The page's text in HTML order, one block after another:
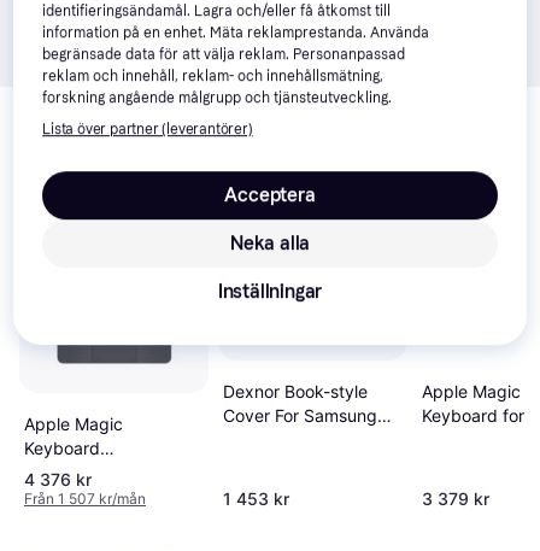
Relaterade produkter
Vi har plockat fram ett urval av produkter som kanske skulle
intressera dig. Visa alla
Apple Magic
Keyboard
Tangentbord pekdyna
Smart connector
4 376 kr
Från 1 507 kr/mån
Trendande
Dexnor Book-style
Cover For Samsung
Trackpad (English)
1 453 kr
Apple Magic
Keyboard for
3 379 kr
identifieringsändamål. Lagra och/eller få åtkomst till
information på en enhet. Mäta reklamprestanda. Använda
begränsade data för att välja reklam. Personanpassad
reklam och innehåll, reklam- och innehållsmätning,
forskning angående målgrupp och tjänsteutveckling.
Lista över partner (leverantörer)
Neka alla
Acceptera
Inställningar